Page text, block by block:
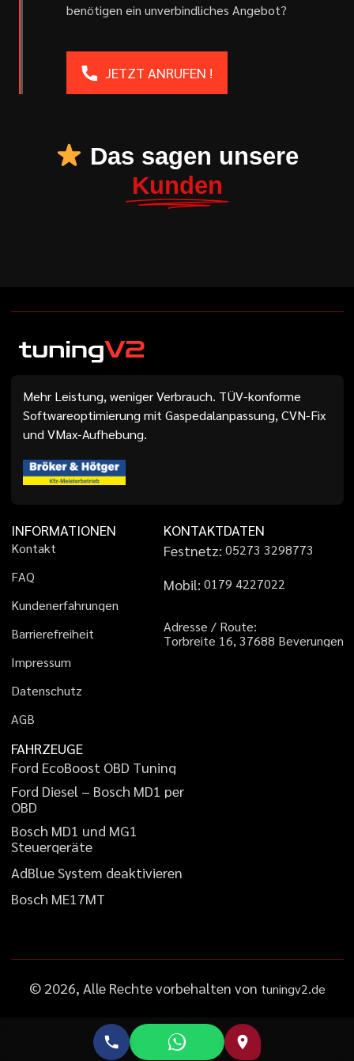
benötigen ein unverbindliches Angebot?
JETZT ANRUFEN !
Das sagen unsere
Kunden
Mehr Leistung, weniger Verbrauch. TÜV-konforme
Softwareoptimierung mit Gaspedalanpassung, CVN-Fix
und VMax-Aufhebung.
INFORMATIONEN
Kontakt
FAQ
Kundenerfahrungen
Barrierefreiheit
Impressum
Datenschutz
AGB
KONTAKTDATEN
Festnetz: 05273 3298773
Mobil: 01 79 4227022
Adresse / Route:
Torbreite 16, 37688 Beverungen
FAHRZEUGE
Ford EcoBoost OBD Tuning
Ford Diesel – Bosch MD1 per
OBD
Bosch MD1 und MG1
Steuergeräte
AdBlueSystem deaktivieren
Bosch ME17MT
© 2026, Alle Rechte vorbehalten von tuningv2.de